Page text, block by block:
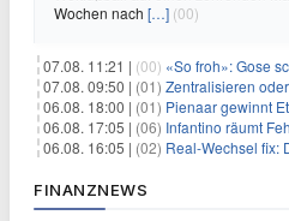
Wochen nach […] (00)
07.08. 11:21 | (00) «So froh»: Gose
07.08. 09:50 | (01) Zentralisieren oder
06.08. 18:00 | (01) Pienaar gewinnt
06.08. 17:05 | (06) Infantino räumt
06.08. 16:05 | (02) Real-Wechsel fix:
FINANZNEWS